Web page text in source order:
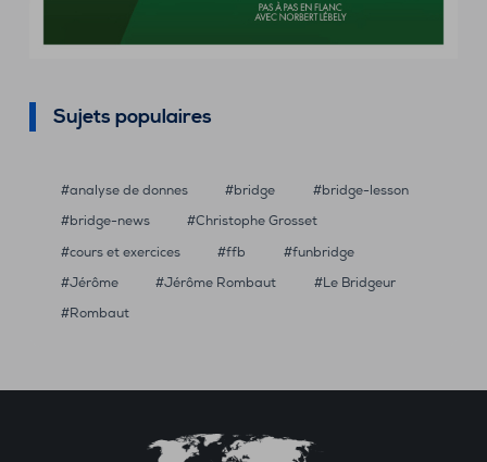
Sujets populaires
analyse de donnes bridge
bridge-lesson
bridge-news
Christophe Grosset
cours et exercices
ffb
funbridge
Jérôme
Jérôme Rombaut
Le Bridgeur
Rombaut